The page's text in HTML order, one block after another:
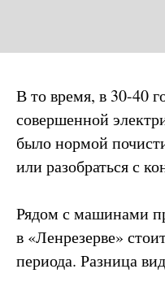
В то время, в 30-40
совершенной
было нормой
или разобраться с
Рядом с машинами
в «Ленрезерве»
периода. Разница